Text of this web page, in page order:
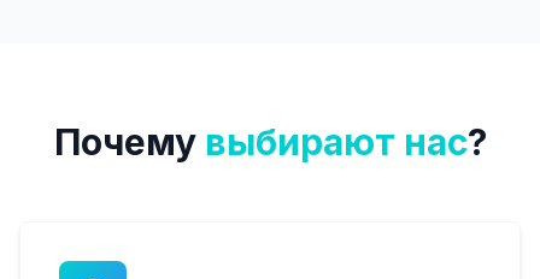
Почему выбирают нас?